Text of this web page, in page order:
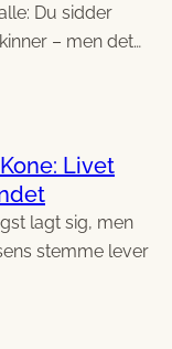
Du sidder
– men det…
Livet
lagt sig, men
stemme lever